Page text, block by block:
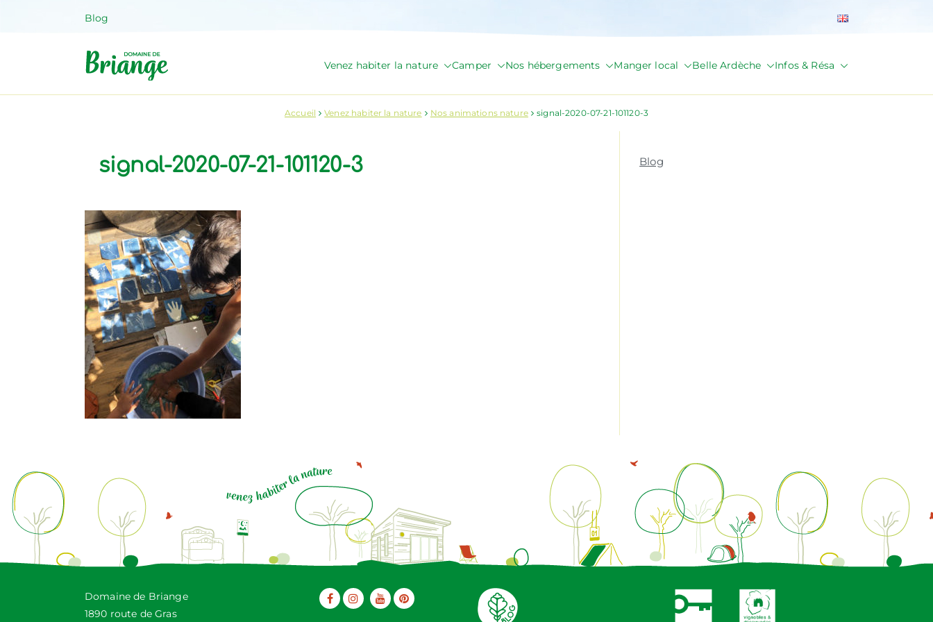
Blog
Venez habiter la nature Camper Nos hébergements Manger local Belle Ardèche Infos & Résa
Accueil Venez habiter la nature Nos animations nature signal-2020-07-21-101120-3
signal-2020-07-21-101120-3 Blog
Domaine de Briange
1890 route de Gras